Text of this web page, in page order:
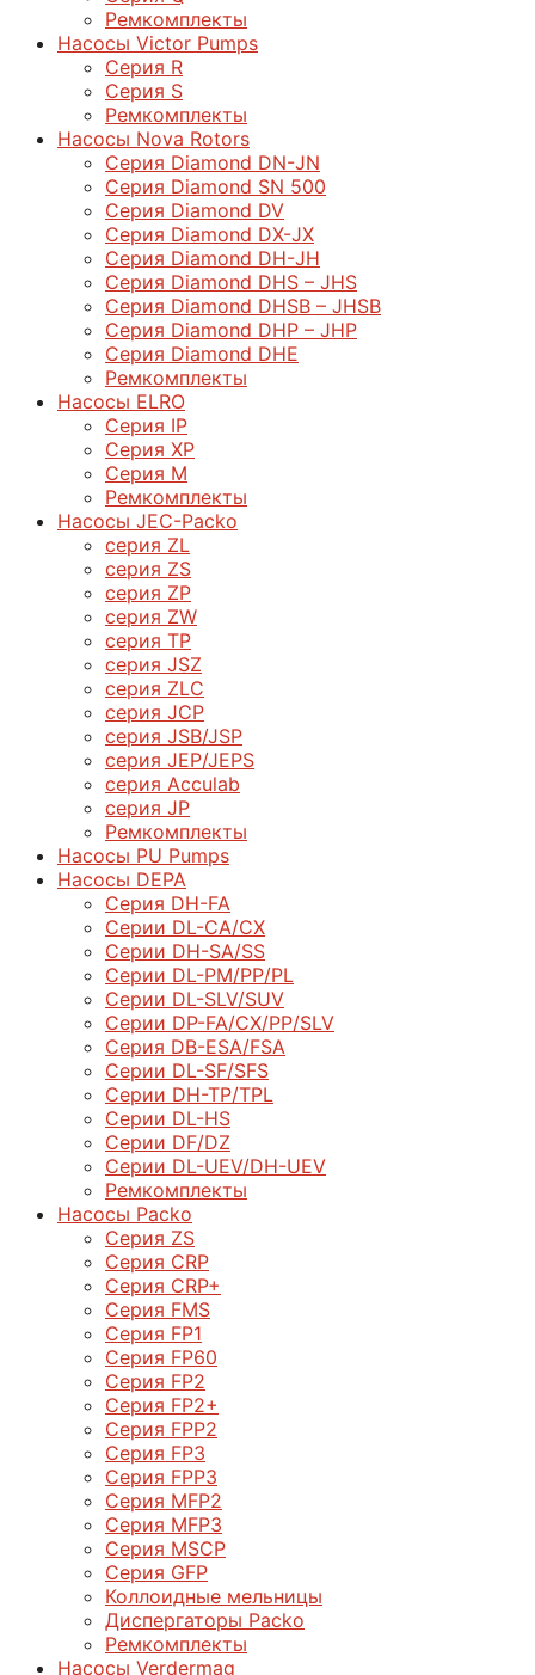
Ремкомплекты
Насосы Victor Pumps
Серия R
Серия S
Ремкомплекты
Насосы Nova Rotors
Серия Diamond DN-JN
Серия Diamond SN 500
Серия Diamond DV
Серия Diamond DX-JX
Серия Diamond DH-JH
Серия Diamond DHS – JHS
Серия Diamond DHSB – JHSB
Серия Diamond DHP – JHP
Серия Diamond DHE
Ремкомплекты
Насосы ELRO
Серия IP
Серия XP
Серия M
Ремкомплекты
Насосы JEC-Packo
серия ZL
серия ZS
серия ZP
серия ZW
серия TP
серия JSZ
серия ZLC
серия JCP
серия JSB/JSP
серия JEP/JEPS
серия Acculab
серия JP
Ремкомплекты
Насосы PU Pumps
Насосы DEPA
Серия DH-FA
Серии DL-CA/CX
Серии DH-SA/SS
Серии DL-PM/РР/PL
Серии DL-SLV/SUV
Серии DP-FA/CX/PP/SLV
Серия DB-ЕSA/FSA
Серии DL-SF/SFS
Серии DН-ТP/ТPL
Серии DL-HS
Серии DF/DZ
Серии DL-UEV/DH-UEV
Ремкомплекты
Насосы Packo
Серия ZS
Серия CRP
Серия CRP+
Серия FMS
Серия FP1
Серия FP60
Серия FP2
Серия FP2+
Серия FPP2
Серия FP3
Серия FPP3
Серия МFP2
Серия МFP3
Серия MSCP
Серия GFP
Коллоидные мельницы
Диспергаторы Packo
Ремкомплекты
Насосы Verdermag